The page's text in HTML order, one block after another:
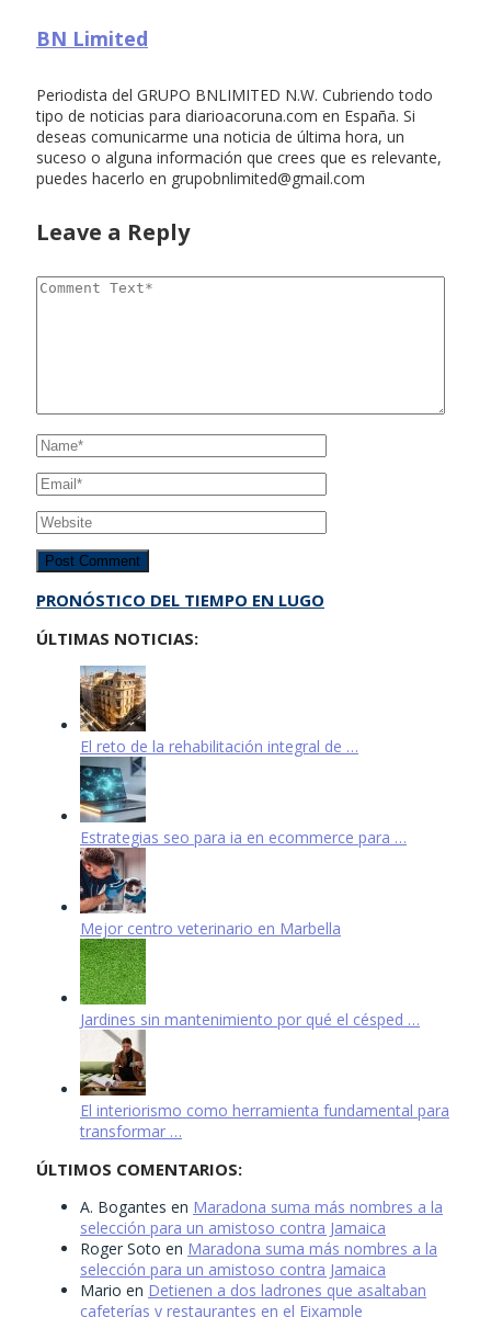
BN Limited
Periodista del GRUPO BNLIMITED N.W. Cubriendo todo
tipo de noticias para diarioacoruna.com en España. Si
deseas comunicarme una noticia de última hora, un
suceso o alguna información que crees que es relevante,
puedes hacerlo en grupobnlimited@gmail.com
Leave a Reply
PRONÓSTICO DEL TIEMPO EN LUGO
ÚLTIMAS NOTICIAS:
El reto de la rehabilitación integral de …
Estrategias seo para ia en ecommerce para …
Mejor centro veterinario en Marbella
Jardines sin mantenimiento por qué el césped …
El interiorismo como herramienta fundamental para
transformar …
ÚLTIMOS COMENTARIOS:
A. Bogantes en Maradona suma más nombres a la
selección para un amistoso contra Jamaica
Roger Soto en Maradona suma más nombres a la
selección para un amistoso contra Jamaica
Mario en Detienen a dos ladrones que asaltaban
cafeterías y restaurantes en el Eixample